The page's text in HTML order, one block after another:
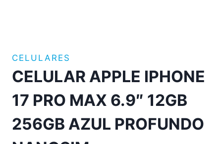
CELULARES
CELULAR APPLE IPHONE
17 PRO MAX 6.9″ 12GB
256GB AZUL PROFUNDO